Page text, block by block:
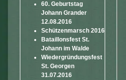
60. Geburtstag
Johann Grander
12.08.2016
Schützenmarsch 2016
Bataillonsfest St.
Johann im Walde
Wiedergründungsfest
St. Georgen
31.07.2016